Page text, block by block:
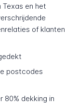
en het
of klanten
postcodes
80% dekking in